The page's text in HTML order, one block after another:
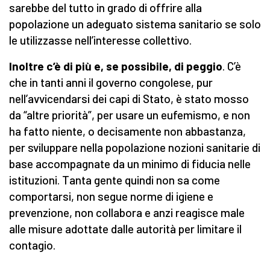
sarebbe del tutto in grado di offrire alla
popolazione un adeguato sistema sanitario se solo
le utilizzasse nell’interesse collettivo.
Inoltre c’è di più e, se possibile, di peggio. C’è
che in tanti anni il governo congolese, pur
nell’avvicendarsi dei capi di Stato, è stato mosso
da “altre priorità”, per usare un eufemismo, e non
ha fatto niente, o decisamente non abbastanza,
per sviluppare nella popolazione nozioni sanitarie di
base accompagnate da un minimo di fiducia nelle
istituzioni. Tanta gente quindi non sa come
comportarsi, non segue norme di igiene e
prevenzione, non collabora e anzi reagisce male
alle misure adottate dalle autorità per limitare il
contagio.